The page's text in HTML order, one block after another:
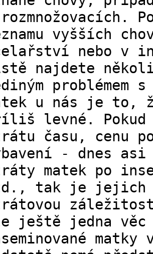
vyšších
nebo v
najdete
problémem
u nás je to,
levné. Pokud
času, cenu
- dnes
matek po
tak je jejich
ještě jedna
matky